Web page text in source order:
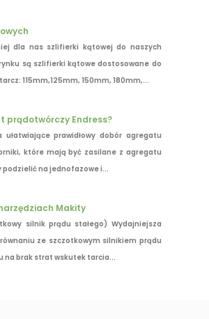
dla nas szlifierki kątowej do naszych
są szlifierki kątowe dostosowane do
115mm,125mm, 150mm, 180mm,...
prądotwórczy Endress?
ułatwiające prawidłowy dobór agregatu
które mają być zasilane z agregatu
na jednofazowe i...
Makity
silnik prądu stałego) Wydajniejsza
ze szczotkowym silnikiem prądu
na brak strat wskutek tarcia...